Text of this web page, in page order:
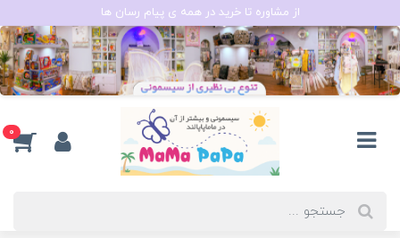
از مشاوره تا خرید در همه ی پیام رسان ها
0